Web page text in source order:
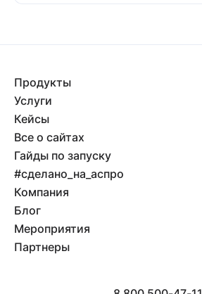
Продукты
Услуги
Кейсы
Все о сайтах
Гайды по запуску
#сделано_на_аспро
Компания
Блог
Мероприятия
Партнеры